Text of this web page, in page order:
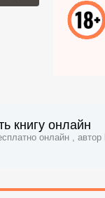
книгу онлайн
онлайн , автор